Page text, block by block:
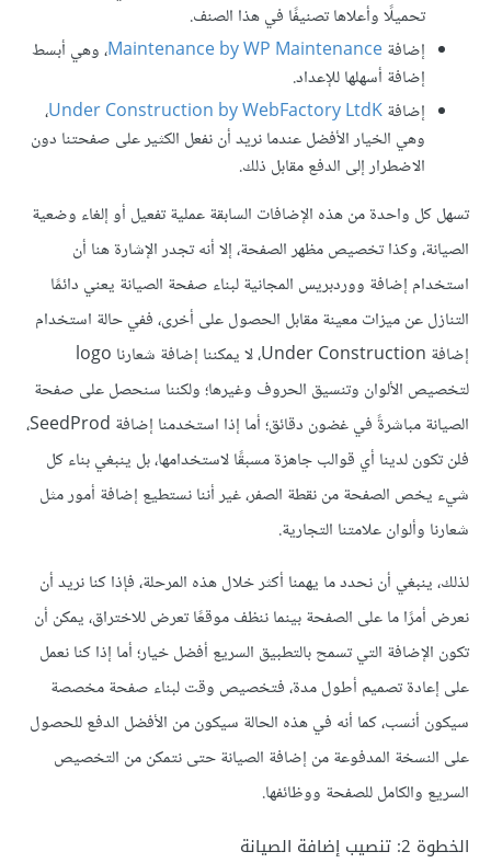
تحميلًا وأعلاها تصنيفًا في هذا الصنف.
إضافةMaintenance by WP Maintenance، وهي أبسط
إضافة أسهلها للإعداد.
إضافةUnder Construction by WebFactory LtdK،
وهي الخيار الأفضل عندما نريد أن نفعل الكثير على صفحتنا دون
الاضطرار إلى الدفع مقابل ذلك.
تسهل كل واحدة من هذه الإضافات السابقة عملية تفعيل أو إلغاء وضعية
الصيانة، وكذا تخصيص مظهر الصفحة، إلا أنه تجدر الإشارة هنا أن
استخدام إضافة ووردبريس المجانية لبناء صفحة الصيانة يعني دائمًا
التنازل عن ميزات معينة مقابل الحصول على أخرى، ففي حالة استخدام
إضافة Under Construction، لا يمكننا إضافة شعارنا logo
لتخصيص الألوان وتنسيق الحروف وغيرها؛ ولكننا سنحصل على صفحة
الصيانة مباشرةً في غضون دقائق؛ أما إذا استخدمنا إضافة SeedProd،
فلن تكون لدينا أي قوالب جاهزة مسبقًا لاستخدامها، بل ينبغي بناء كل
شيء يخص الصفحة من نقطة الصفر، غير أننا نستطيع إضافة أمور مثل
شعارنا وألوان علامتنا التجارية.
لذلك، ينبغي أن نحدد ما يهمنا أكثر خلال هذه المرحلة، فإذا كنا نريد أن
نعرض أمرًا ما على الصفحة بينما ننظف موقعًا تعرض للاختراق، يمكن أن
تكون الإضافة التي تسمح بالتطبيق السريع أفضل خيار؛ أما إذا كنا نعمل
على إعادة تصميم أطول مدة، فتخصيص وقت لبناء صفحة مخصصة
سيكون أنسب، كما أنه في هذه الحالة سيكون من الأفضل الدفع للحصول
على النسخة المدفوعة من إضافة الصيانة حتى نتمكن من التخصيص
السريع والكامل للصفحة ووظائفها.
الخطوة 2: تنصيب إضافة الصيانة